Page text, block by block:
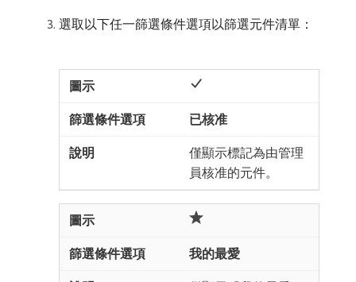
選取以下任一篩選條件選項以篩選元件清單：
已核准
僅顯示標記為由管理
員核准的元件。
我的最愛